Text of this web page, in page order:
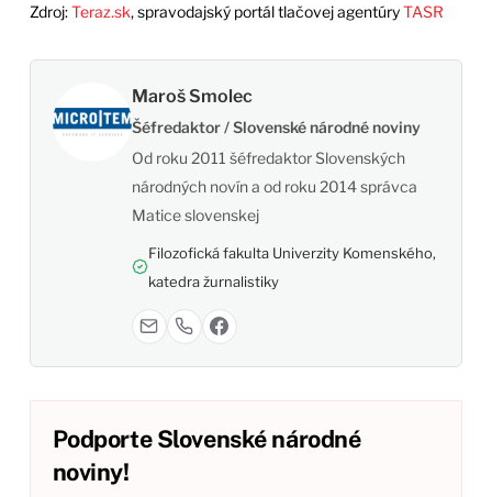
Zdroj:Teraz.sk, spravodajský portál tlačovej agentúryTASR
Maroš Smolec
Šéfredaktor / Slovenské národné noviny
Od roku 2011 šéfredaktor Slovenských
národných novín a od roku 2014 správca
Matice slovenskej
Filozofická fakulta Univerzity Komenského,
katedra žurnalistiky
Podporte Slovenské národné
noviny!